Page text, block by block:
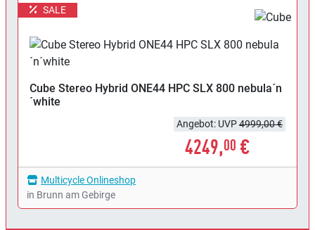
SALE
Cube Stereo Hybrid ONE44 HPC SLX 800 nebula´n
´white
Angebot: UVP4999,00 €
4249,00 €
Multicycle Onlineshop
in Brunn am Gebirge